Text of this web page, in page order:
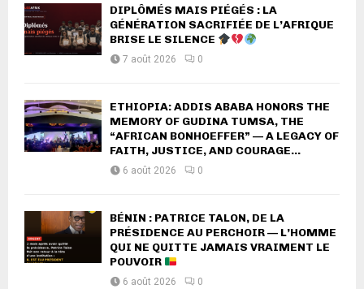
DIPLÔMÉS MAIS PIÉGÉS : LA
GÉNÉRATION SACRIFIÉE DE L’AFRIQUE
BRISE LE SILENCE
7 août 2026 0
ETHIOPIA: ADDIS ABABA HONORS THE
MEMORY OF GUDINA TUMSA, THE
“AFRICAN BONHOEFFER” — A LEGACY OF
FAITH, JUSTICE, AND COURAGE...
6 août 2026 0
BÉNIN : PATRICE TALON, DE LA
PRÉSIDENCE AU PERCHOIR — L’HOMME
QUI NE QUITTE JAMAIS VRAIMENT LE
POUVOIR
6 août 2026 0